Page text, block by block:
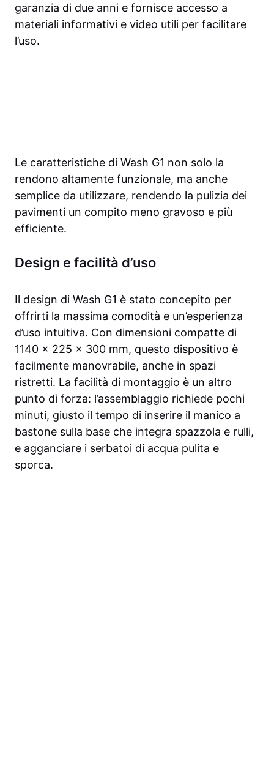
garanzia di due anni e fornisce accesso a
materiali informativi e video utili per facilitare
l’uso.
Le caratteristiche di Wash G1 non solo la
rendono altamente funzionale, ma anche
semplice da utilizzare, rendendo la pulizia dei
pavimenti un compito meno gravoso e più
efficiente.
Design e facilità d’uso
Il design di Wash G1 è stato concepito per
offrirti la massima comodità e un’esperienza
d’uso intuitiva. Con dimensioni compatte di
1140 x 225 x 300 mm, questo dispositivo è
facilmente manovrabile, anche in spazi
ristretti. La facilità di montaggio è un altro
punto di forza: l’assemblaggio richiede pochi
minuti, giusto il tempo di inserire il manico a
bastone sulla base che integra spazzola e rulli,
e agganciare i serbatoi di acqua pulita e
sporca.